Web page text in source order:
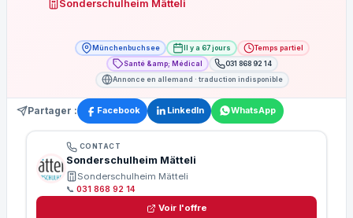
Sonderschulheim Mätteli
Münchenbuchsee Il y a 67 jours
Temps partiel
Santé &amp; Médical
031 868 92 14
Annonce en allemand · traduction indisponible
Partager : Facebook LinkedIn WhatsApp
CONTACT
Sonderschulheim Mätteli
Sonderschulheim Mätteli
📞 031 868 92 14
Voir l'offre